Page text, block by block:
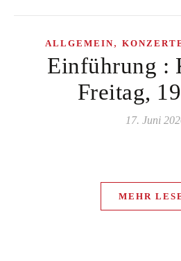
ALLGEMEIN,
Einführung :
Freitag,
17. Juni
MEHR